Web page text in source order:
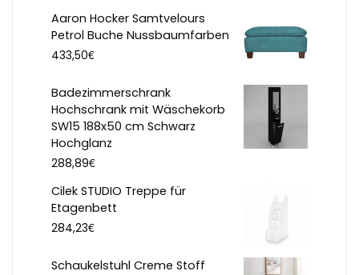
Aaron Hocker Samtvelours
Petrol Buche Nussbaumfarben
433,50€
Badezimmerschrank
Hochschrank mit Wäschekorb
SW15 188x50 cm Schwarz
Hochglanz
288,89€
Cilek STUDIO Treppe für
Etagenbett
284,23€
Schaukelstuhl Creme Stoff